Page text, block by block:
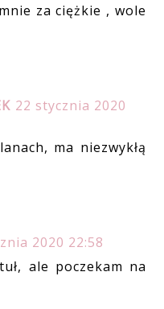
za ciężkie , wole
22 stycznia 2020
ma niezwykłą
2020 22:58
ale poczekam na